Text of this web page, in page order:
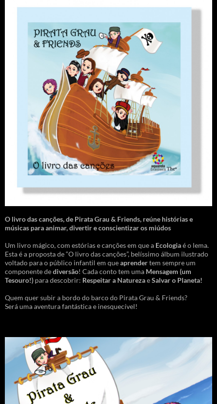
O livro das canções,de Pirata Grau & Friends, reúne histórias e
músicas para animar, divertir e conscientizar os miúdos
Um livro mágico, com estórias e canções em que a Ecologiaé o lema.
Esta é a proposta de “O livro das canções”, belíssimo álbum ilustrado
voltado para o público infantil em queaprendertem sempre um
componente dediversão! Cada conto tem uma Mensagem (um
Tesouro!) para descobrir: Respeitar a NaturezaeSalvar o Planeta!
Quem quer subir a bordo do barco do Pirata Grau & Friends?
Será uma aventura fantástica e inesquecível!